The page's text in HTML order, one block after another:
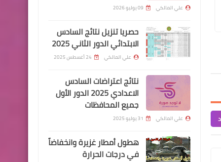
مباشرة عقود الرعاية بصفة رجل امن
ولم يشهدها منذ سنوات
اخبار العامة
اسعار صرف الدولار في بورصة
الكفاح
علي المالكي 09 يوليو 2026
حصريا تنزيل نتائج السادس
الابتدائي الدور الثاني 2025
علي المالكي 24 أغسطس 2025
نتائج اعتراضات السادس
الاعدادي 2025 الدور الأول
جميع المحافظات
علي المالكي 31 يوليو 2025
هطول أمطار غزيرة وانخفاضاً
في درجات الحرارة